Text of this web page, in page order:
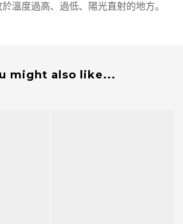
溫度過高、過低、陽光直射的地方。
might also like...